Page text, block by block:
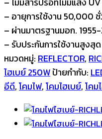
– อายุการใช้งาน 50,000 ชั่
– ผ่านมาตรฐานมอก. 1955-
– รับประกันการใช้งานสูงสุ
หมวดหมู่: REFLECTOR,
ไฮเบย์ 250Wป้ายกำกับ:
อีดี,โคมไฟ,โคมไฮเบย์,โคม